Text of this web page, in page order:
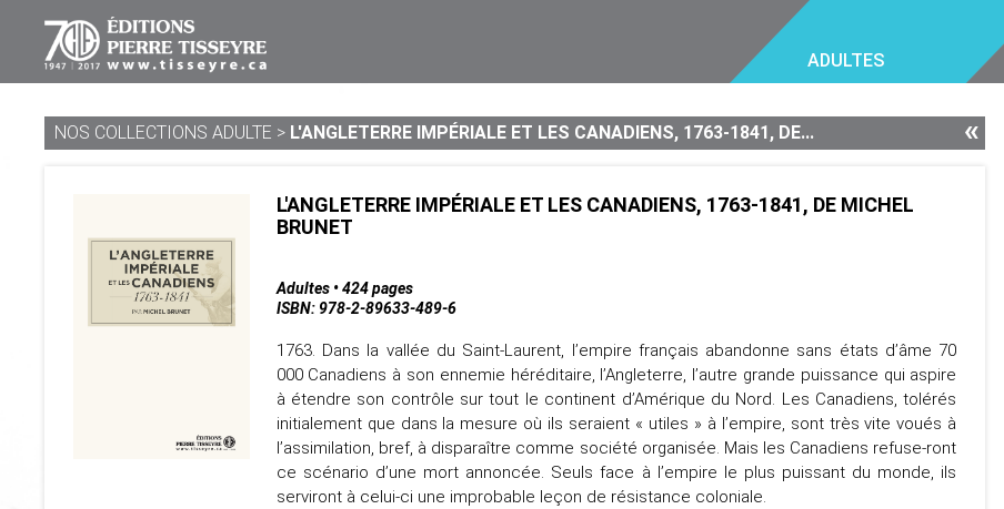
ADULTES
NOS COLLECTIONS ADULTE > L'ANGLETERRE IMPÉRIALE ET LES CANADIENS, 1763-1841, DE... «
L'ANGLETERRE IMPÉRIALE ET LES CANADIENS, 1763-1841, DE MICHEL
BRUNET
Adultes • 424 pages
ISBN: 978-2-89633-489-6
1763. Dans la vallée du Saint-Laurent, l’empire français abandonne sans états d’âme 70
000 Canadiens à son ennemie héréditaire, l’Angleterre, l’autre grande puissance qui aspire
à étendre son contrôle sur tout le continent d’Amérique du Nord. Les Canadiens, tolérés
initialement que dans la mesure où ils seraient « utiles » à l’empire, sont très vite voués à
l’assimilation, bref, à disparaître comme société organisée. Mais les Canadiens refuse-ront
ce scénario d’une mort annoncée. Seuls face à l’empire le plus puissant du monde, ils
serviront à celui-ci une improbable leçon de résistance coloniale.